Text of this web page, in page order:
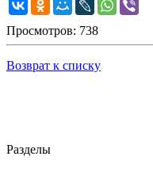
Просмотров: 738
Возврат к списку
Разделы